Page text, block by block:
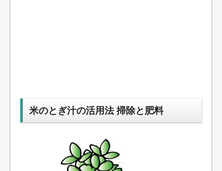
米のとぎ汁の活用法 掃除と肥料